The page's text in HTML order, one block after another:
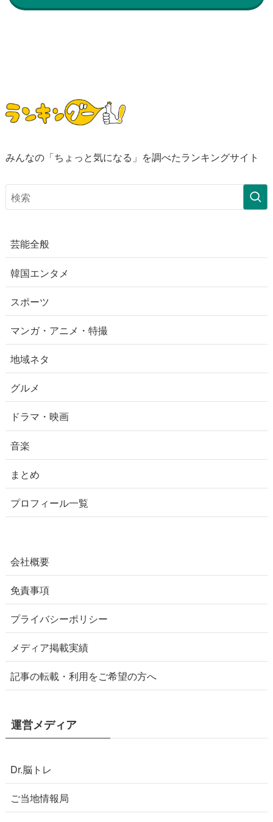
みんなの「ちょっと気になる」を調べたランキングサイト
芸能全般
韓国エンタメ
スポーツ
マンガ・アニメ・特撮
地域ネタ
グルメ
ドラマ・映画
音楽
まとめ
プロフィール一覧
会社概要
免責事項
プライバシーポリシー
メディア掲載実績
記事の転載・利用をご希望の方へ
運営メディア
Dr.脳トレ
ご当地情報局